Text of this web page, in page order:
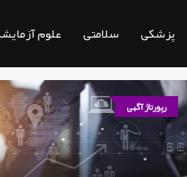
پزشکی سلامتی علوم
رپورتاژ آگهی